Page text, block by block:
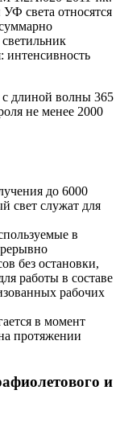
света относятся
интенсивность
длиной волны 365
не менее 2000
до 6000
свет служат для
в
без остановки,
работы в составе
рабочих
в момент
протяжении
и